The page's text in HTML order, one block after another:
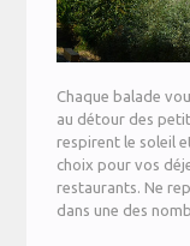
Chaque balade
au détour des
respirent le soleil
choix pour vos
restaurants. Ne
dans une des